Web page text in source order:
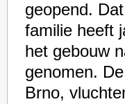
geopend.
familie heeft
het gebouw
genomen.
Brno,